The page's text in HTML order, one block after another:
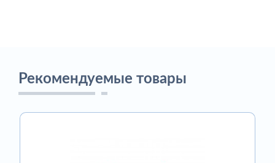
Рекомендуемые товары